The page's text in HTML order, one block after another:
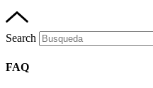
Search
FAQ